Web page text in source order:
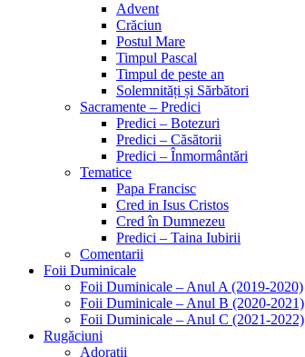
Advent
Crăciun
Postul Mare
Timpul Pascal
Timpul de peste an
Solemnități și Sărbători
Sacramente – Predici
Predici – Botezuri
Predici – Căsătorii
Predici – Înmormântări
Tematice
Papa Francisc
Cred in Isus Cristos
Cred în Dumnezeu
Predici – Taina Iubirii
Comentarii
Foii Duminicale
Foii Duminicale – Anul A (2019-2020)
Foii Duminicale – Anul B (2020-2021)
Foii Duminicale – Anul C (2021-2022)
Rugăciuni
Adorații